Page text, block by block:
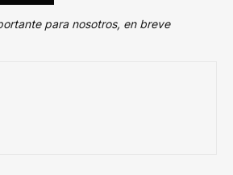
para nosotros, en breve